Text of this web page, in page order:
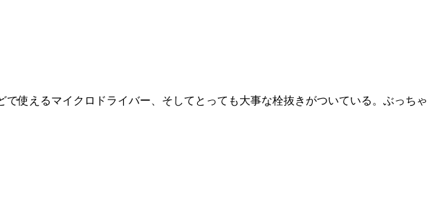
使えるマイクロドライバー、そしてとっても大事な栓抜きがついている。ぶっちゃ